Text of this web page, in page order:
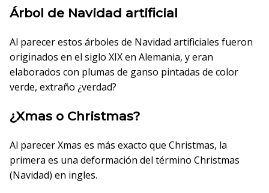
Árbol de Navidad artificial
Al parecer estos árboles de Navidad artificiales fueron
originados en el siglo XIX en Alemania, y eran
elaborados con plumas de ganso pintadas de color
verde, extraño ¿verdad?
¿Xmas o Christmas?
Al parecer Xmas es más exacto que Christmas, la
primera es una deformación del término Christmas
(Navidad) en ingles.